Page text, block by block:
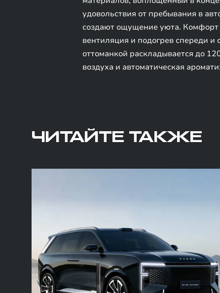
удовольствия от пребывания в
создают ощущение уюта. Комфорт
вентиляция и подогрев спереди
оттоманкой раскладывается до
воздуха и автоматическая
ЧИТАЙТЕ ТАКЖЕ